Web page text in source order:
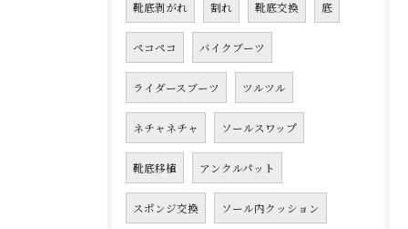
靴底剥がれ 割れ 靴底交換 底
ペコペコ バイクブーツ
ライダースブーツ ツルツル
ネチャネチャ ソールスワップ
靴底移植 アンクルパット
スポンジ交換 ソール内クッション